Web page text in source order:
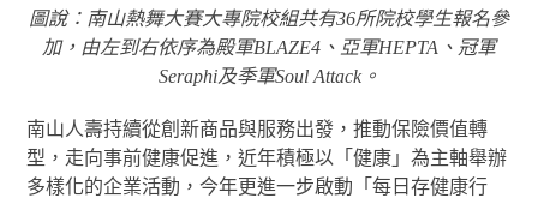
圖說：南山熱舞大賽大專院校組共有36所院校學生報名參
加，由左到右依序為殿軍BLAZE4、亞軍HEPTA、冠軍
Seraphi及季軍Soul Attack。
南山人壽持續從創新商品與服務出發，推動保險價值轉
型，走向事前健康促進，近年積極以「健康」為主軸舉辦
多樣化的企業活動，今年更進一步啟動「每日存健康行